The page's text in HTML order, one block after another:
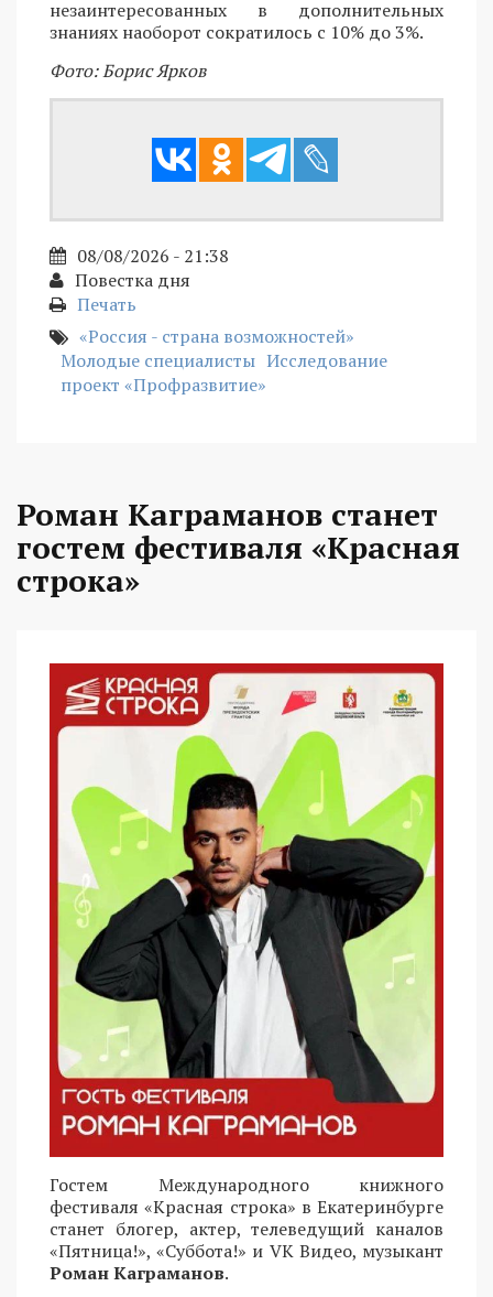
незаинтересованных в дополнительных
знаниях наоборот сократилось с 10% до 3%.
Фото: Борис Ярков
08/08/2026 - 21:38
Повестка дня
Печать
«Россия - страна возможностей»
Молодые специалисты Исследование
проект «Профразвитие»
Роман Каграманов станет
гостем фестиваля «Красная
строка»
Гостем Международного книжного
фестиваля «Красная строка» в Екатеринбурге
станет блогер, актер, телеведущий каналов
«Пятница!», «Суббота!» и VK Видео, музыкант
Роман Каграманов.